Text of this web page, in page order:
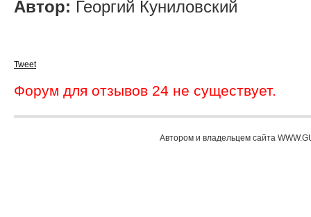
Автор: Георгий Куниловский
Tweet
Форум для отзывов 24 не существует.
Автором и владельцем сайта